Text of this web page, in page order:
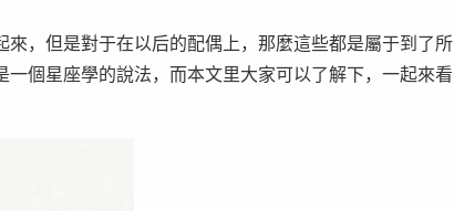
，但是對于在以后的配偶上，那麼這些都是屬于到了所
個星座學的說法，而本文里大家可以了解下，一起來看